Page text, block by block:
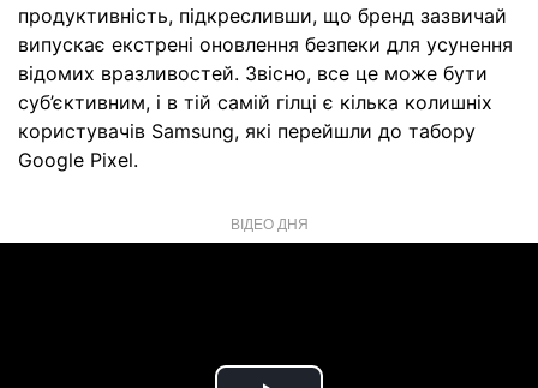
продуктивність, підкресливши, що бренд зазвичай
випускає екстрені оновлення безпеки для усунення
відомих вразливостей. Звісно, все це може бути
суб’єктивним, і в тій самій гілці є кілька колишніх
користувачів Samsung, які перейшли до табору
Google Pixel.
ВІДЕО ДНЯ